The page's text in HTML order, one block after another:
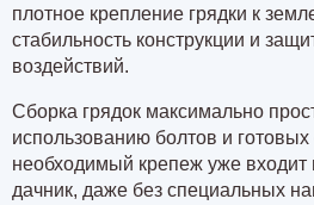
плотное крепление грядки к
стабильность конструкции и
воздействий.
Сборка грядок максимально
использованию болтов и готовых
необходимый крепеж уже входит
дачник, даже без специальных